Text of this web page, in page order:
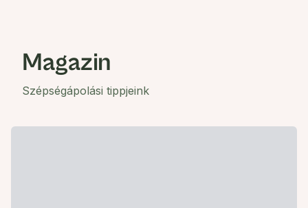
Magazin
Szépségápolási tippjeink